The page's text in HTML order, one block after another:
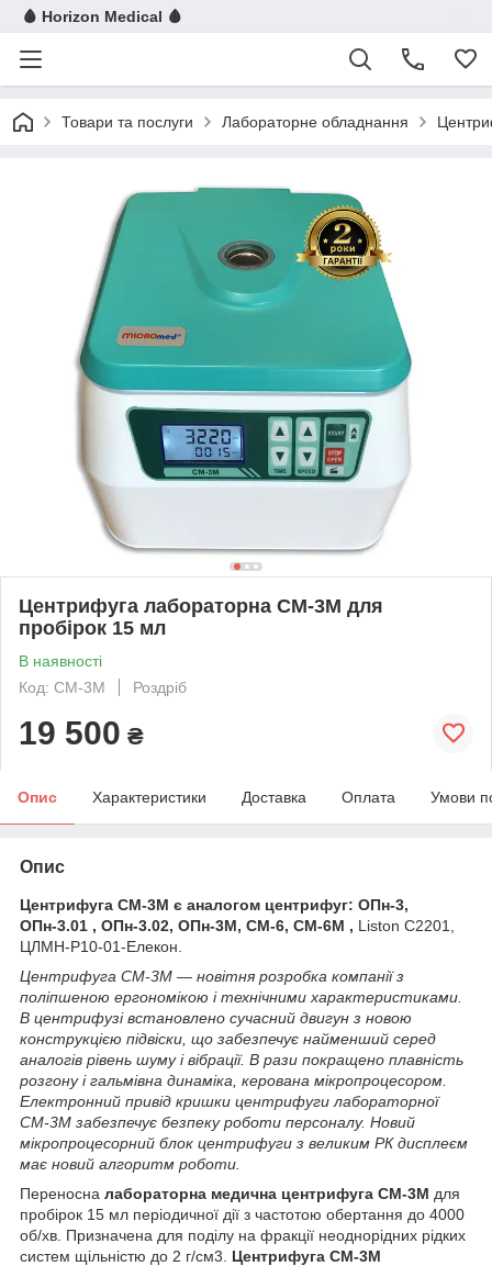
🩸 Horizon Medical 🩸
Товари та послуги Лабораторне обладнання
Центрифуга лабораторна СМ-3М для
пробірок 15 мл
В наявності
Код: СМ-3М
Роздріб
19 500 ₴
Опис Характеристики Доставка Оплата Умови
Опис
Центрифуга СМ-3M є аналогом центрифуг: ОПн-3,
ОПн-3.01 , ОПн-3.02, ОПн-3М, CM-6, CM-6M , Liston C2201,
ЦЛМН-Р10-01-Елекон.
Центрифуга СМ-3М — новітня розробка компанії з
поліпшеною ергономікою і технічними характеристиками.
В центрифузі встановлено сучасний двигун з новою
конструкцією підвіски, що забезпечує найменший серед
аналогів рівень шуму і вібрації. В рази покращено плавність
розгону і гальмівна динаміка, керована мікропроцесором.
Електронний привід кришки центрифуги лабораторної
СМ-3М забезпечує безпеку роботи персоналу. Новий
мікропроцесорний блок центрифуги з великим РК дисплеєм
має новий алгоритм роботи.
Переносна лабораторна медична центрифуга СМ-3М для
пробірок 15 мл періодичної дії з частотою обертання до 4000
об/хв. Призначена для поділу на фракції неоднорідних рідких
систем щільністю до 2 г/см3. Центрифуга СМ-3М